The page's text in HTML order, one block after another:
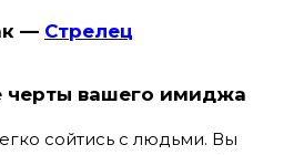
— Стрелец
черты вашего имиджа
сойтись с людьми. Вы